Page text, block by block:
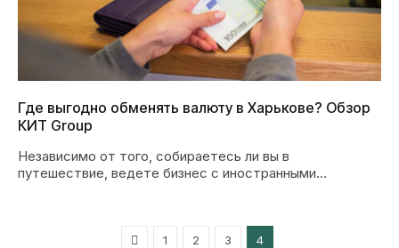
Где выгодно обменять валюту в Харькове? Обзор
КИТ Group
Независимо от того, собираетесь ли вы в
путешествие, ведете бизнес с иностранными
Previous
1 2 3 4